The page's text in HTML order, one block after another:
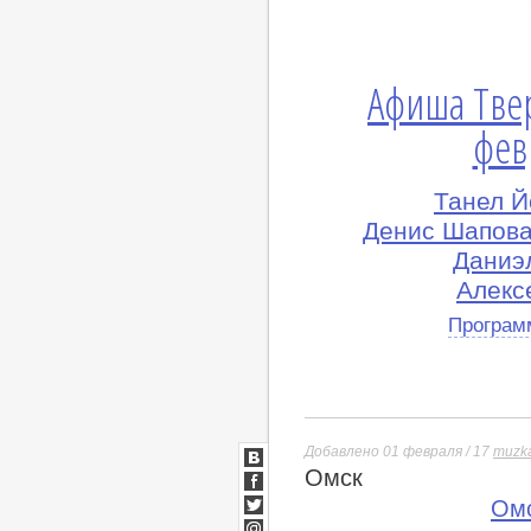
Афиша
Танел
Денис
Добавлено 01 февраля / 17
Омск
ВКонтакте
Facebook
Twitter